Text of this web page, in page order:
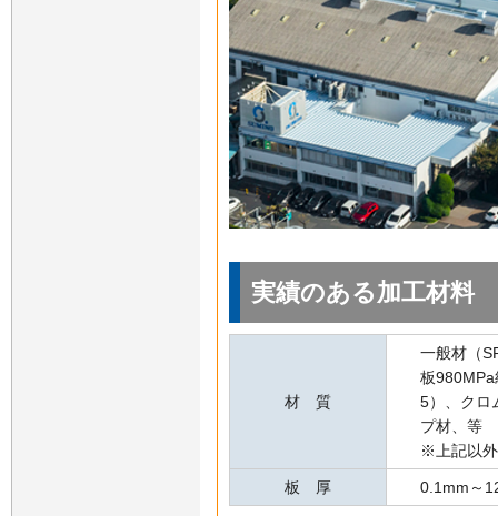
実績のある加工材料
材 質
一般材（
板
5）、クロ
プ材、等
※上記以
板 厚 0.1mm～